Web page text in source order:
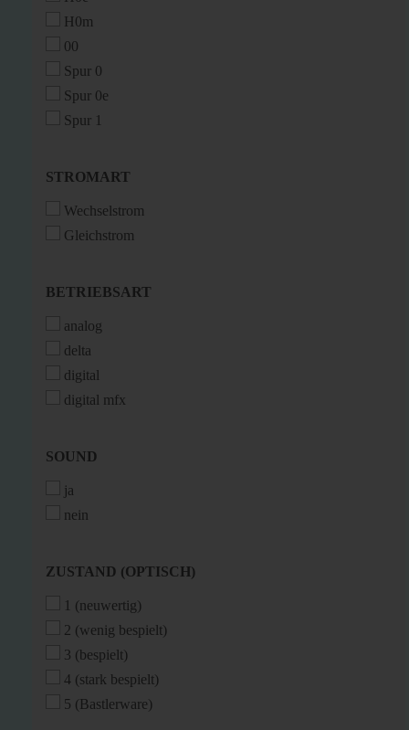
H0m
00
Spur 0
Spur 0e
Spur 1
STROMART
STROMART
Wechselstrom
Gleichstrom
BETRIEBSART
BETRIEBSART
analog
delta
digital
digital mfx
SOUND
SOUND
ja
nein
ZUSTAND
ZUSTAND (OPTISCH)
1 (neuwertig)
2 (wenig bespielt)
3 (bespielt)
4 (stark bespielt)
5 (Bastlerware)